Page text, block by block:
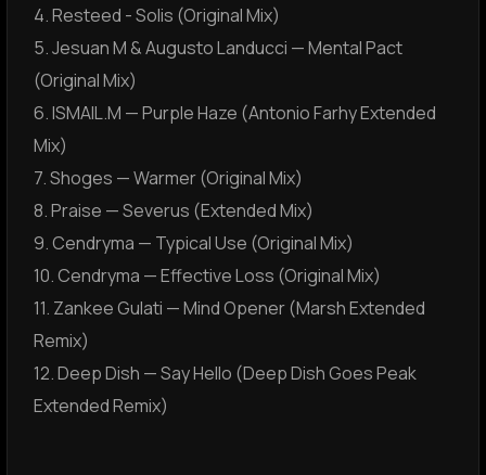
4. Resteed - Solis (Original Mix)
5. Jesuan M & Augusto Landucci — Mental Pact
(Original Mix)
6. ISMAIL.M — Purple Haze (Antonio Farhy Extended
Mix)
7. Shoges — Warmer (Original Mix)
8. Praise — Severus (Extended Mix)
9. Cendryma — Typical Use (Original Mix)
10. Cendryma — Effective Loss (Original Mix)
11. Zankee Gulati — Mind Opener (Marsh Extended
Remix)
12. Deep Dish — Say Hello (Deep Dish Goes Peak
Extended Remix)